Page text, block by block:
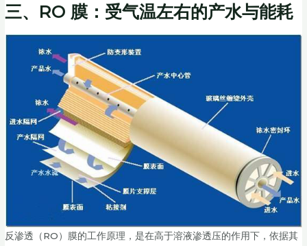
三、RO 膜：受气温左右的产水与能耗
反渗透（RO）膜的工作原理，是在高于溶液渗透压的作用下，依据其